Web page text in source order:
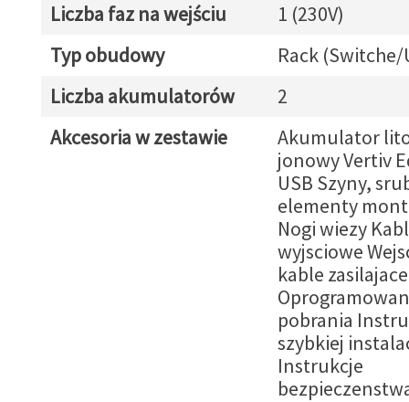
Liczba faz na wejściu
1 (230V)
Typ obudowy
Rack (Switche/
Liczba akumulatorów
2
Akcesoria w zestawie
Akumulator
jonowy Vertiv
USB Szyny,
elementy
Nogi wiezy
wyjsciowe
kable zasilajace
pobrania
szybkiej
Instrukcje